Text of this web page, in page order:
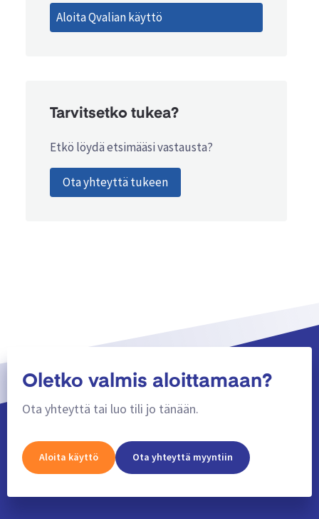
Aloita Qvalian käyttö
Tarvitsetko tukea?
Etkö löydä etsimääsi vastausta?
Ota yhteyttä tukeen
Oletko valmis aloittamaan?
Ota yhteyttä tai luo tili jo tänään.
Aloita käyttö Ota yhteyttä myyntiin